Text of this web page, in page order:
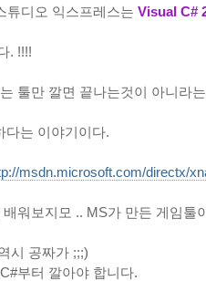
튜디오 익스프레스는 Visual C#
. !!!!
툴만 깔면 끝나는것이 아니라
다는 이야기이다.
msdn.microsoft.com/directx/
워보지모 .. MS가 만든 게임툴
시 공짜가 ;;;)
부터 깔아야 합니다.